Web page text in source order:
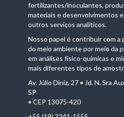
fertilizantes/inoculantes,
materiais e desenvolvimentos
outros serviços analíticos.
Nosso papel é contribuir com a
do meio ambiente por meio da
em análises físico-químicas e
mais diferentes tipos de
Av. Júlio Diniz, 27 • Jd. N. Sra
SP
• CEP 13075-420